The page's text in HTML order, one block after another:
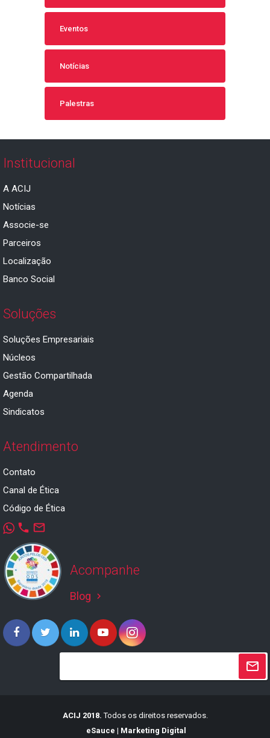
Eventos
Notícias
Palestras
Institucional
A ACIJ
Notícias
Associe-se
Parceiros
Localização
Banco Social
Soluções
Soluções Empresariais
Núcleos
Gestão Compartilhada
Agenda
Sindicatos
Atendimento
Contato
Canal de Ética
Código de Ética
phone mail_outline
Acompanhe
Blog keyboard_arrow_right
ACIJ 2018. Todos os direitos reservados.
eSauce | Marketing Digital